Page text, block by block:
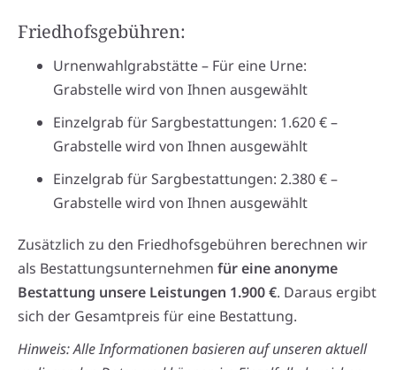
Friedhofsgebühren:
Urnenwahlgrabstätte – Für eine Urne:
Grabstelle wird von Ihnen ausgewählt
Einzelgrab für Sargbestattungen: 1.620 € –
Grabstelle wird von Ihnen ausgewählt
Einzelgrab für Sargbestattungen: 2.380 € –
Grabstelle wird von Ihnen ausgewählt
Zusätzlich zu den Friedhofsgebühren berechnen wir
als Bestattungsunternehmen für eine anonyme
Bestattung unsere Leistungen 1.900 €. Daraus ergibt
sich der Gesamtpreis für eine Bestattung.
Hinweis: Alle Informationen basieren auf unseren aktuell